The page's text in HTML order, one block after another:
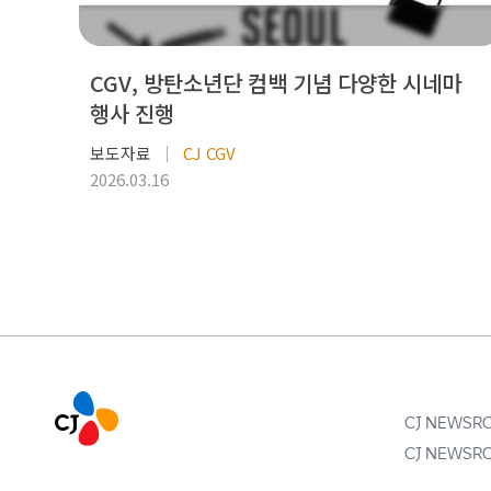
CGV, 방탄소년단 컴백 기념 다양한 시네마
행사 진행
보도자료
CJ CGV
2026.03.16
CJ
CJ